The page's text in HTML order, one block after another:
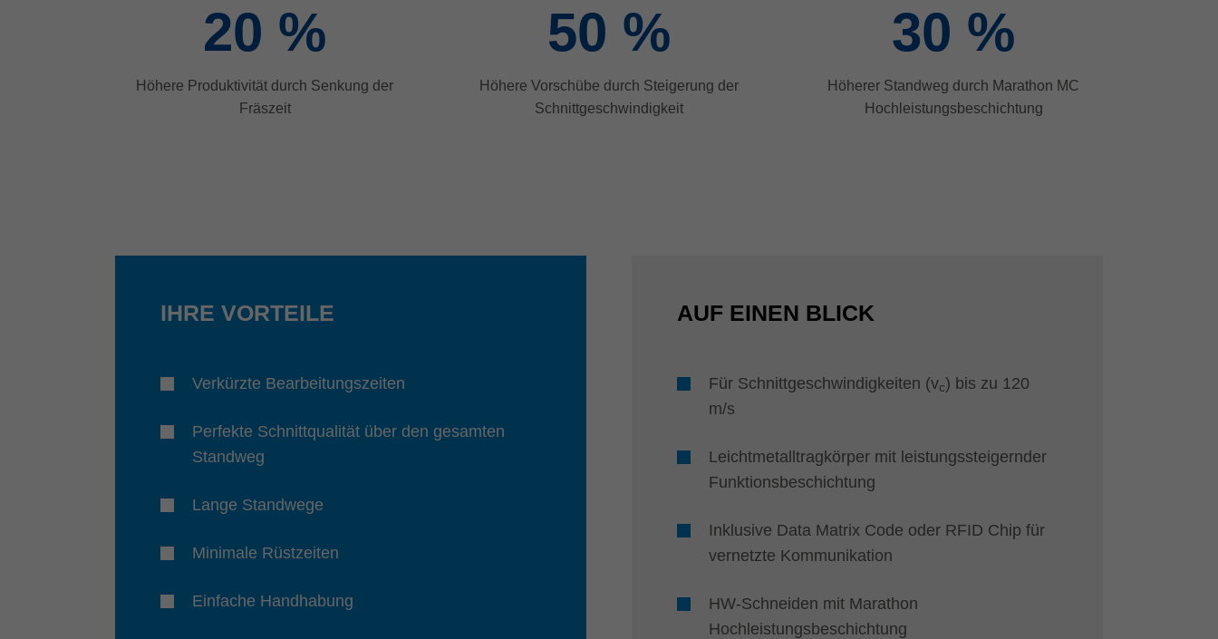
20 %
Höhere Produktivität durch Senkung der
Fräszeit
50 %
Höhere Vorschübe durch Steigerung der
Schnittgeschwindigkeit
30 %
Höherer Standweg durch Marathon MC
Hochleistungsbeschichtung
IHRE VORTEILE
Verkürzte Bearbeitungszeiten
Perfekte Schnittqualität über den gesamten
Standweg
Lange Standwege
Minimale Rüstzeiten
Einfache Handhabung
AUF EINEN BLICK
Für Schnittgeschwindigkeiten (vc) bis zu 120
m/s
Leichtmetalltragkörper mit leistungssteigernder
Funktionsbeschichtung
Inklusive Data Matrix Code oder RFID Chip für
vernetzte Kommunikation
HW-Schneiden mit Marathon
Hochleistungsbeschichtung